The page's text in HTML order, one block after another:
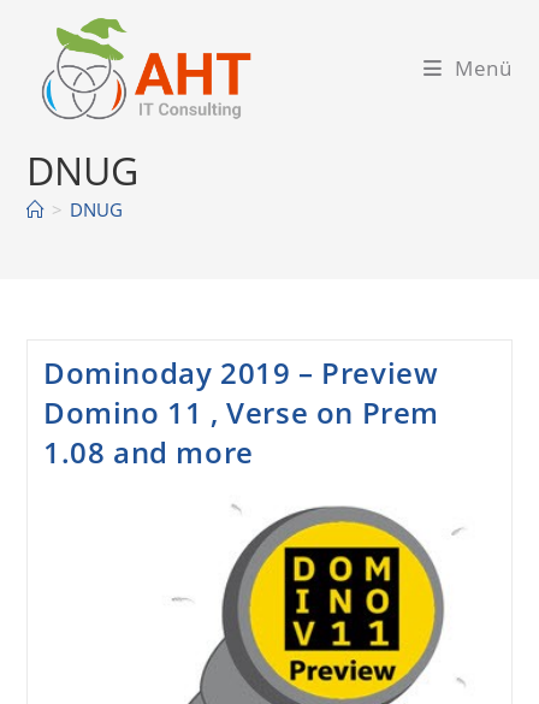
springen
Menü
DNUG
> DNUG
Dominoday 2019 – Preview
Domino 11 , Verse on Prem
1.08 and more